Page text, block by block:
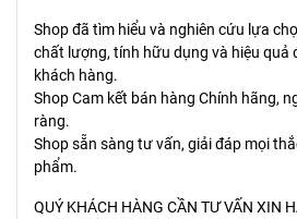
Shop đã tìm hiểu và nghiên cứu lựa
chất lượng, tính hữu dụng và hiệu quả
khách hàng.
Shop Cam kết bán hàng Chính hãng,
ràng.
Shop sẵn sàng tư vấn, giải đáp mọi
phẩm.
QUÝ KHÁCH HÀNG CẦN TƯ VẤN XIN